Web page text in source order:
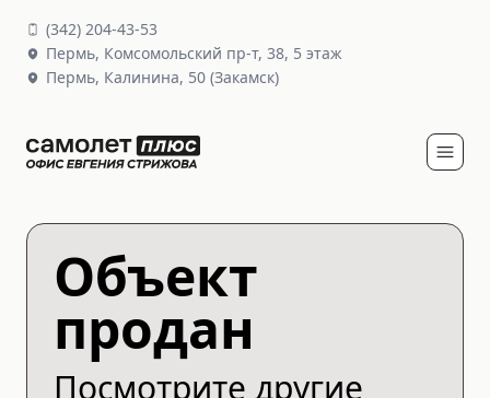
(342) 204-43-53
Пермь, Комсомольский пр-т, 38, 5 этаж
Пермь, Калинина, 50 (Закамск)
Объект
продан
Посмотрите другие